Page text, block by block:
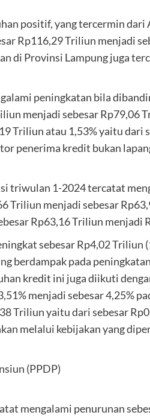
positif, yang tercermin dari
Rp116,29 Triliun menjadi
di Provinsi Lampung juga
peningkatan bila
menjadi sebesar Rp79,06
Triliun atau 1,53% yaitu
penerima kredit bukan
triwulan 1-2024 tercatat
Triliun menjadi sebesar
Rp63,16 Triliun menjadi
sebesar Rp4,02
berdampak pada
kredit ini juga diikuti
menjadi sebesar 4,25%
Triliun yaitu dari sebesar
melalui kebijakan yang
(PPDP)
mengalami penurunan